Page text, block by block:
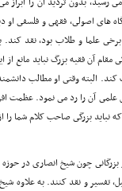
اصولى، فقهى و فلسفى او
علما و طلاب بود، نقد کند.
مقام آن فقیه بزرگ نباید مانع
البته وقتى او مطالب
علمى آن را رد مى نمود. عظمت
نباید بزرگى صاحب کلام شما را
چون شیخ انصارى در
تفسیر و نقد کنند. به علاوه